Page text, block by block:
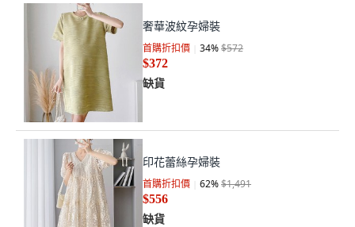
奢華波紋孕婦裝
首購折扣價 34%$572
$372
缺貨
印花蕾絲孕婦裝
首購折扣價 62%$1,491
$556
缺貨